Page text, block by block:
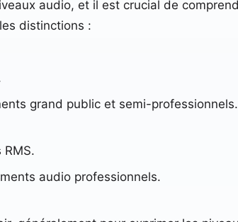
audio, et il est crucial de
distinctions :
grand public et semi-professionnels.
audio professionnels.